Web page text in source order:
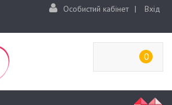
Особистий кабінет | Вхід
0